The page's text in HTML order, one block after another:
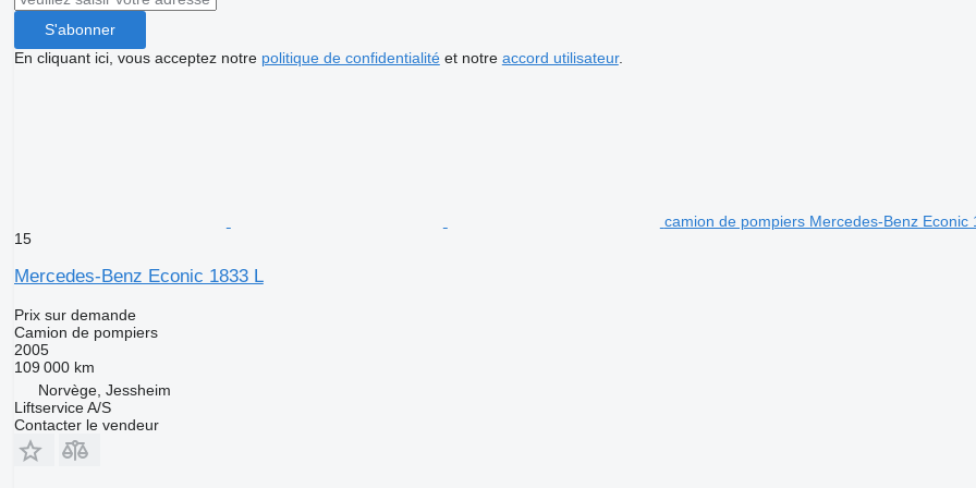
S'abonner
En cliquant ici, vous acceptez notre politique de confidentialitéet notre accord utilisateur.
camion de pompiers Mercedes-Benz Econic
15
Mercedes-Benz Econic 1833 L
Prix sur demande
Camion de pompiers
2005
109 000 km
Norvège, Jessheim
Liftservice A/S
Contacter le vendeur